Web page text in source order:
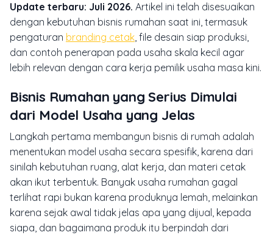
Update terbaru: Juli 2026. Artikel ini telah disesuaikan
dengan kebutuhan bisnis rumahan saat ini, termasuk
pengaturan branding cetak, file desain siap produksi,
dan contoh penerapan pada usaha skala kecil agar
lebih relevan dengan cara kerja pemilik usaha masa kini.
Bisnis Rumahan yang Serius Dimulai
dari Model Usaha yang Jelas
Langkah pertama membangun bisnis di rumah adalah
menentukan model usaha secara spesifik, karena dari
sinilah kebutuhan ruang, alat kerja, dan materi cetak
akan ikut terbentuk. Banyak usaha rumahan gagal
terlihat rapi bukan karena produknya lemah, melainkan
karena sejak awal tidak jelas apa yang dijual, kepada
siapa, dan bagaimana produk itu berpindah dari